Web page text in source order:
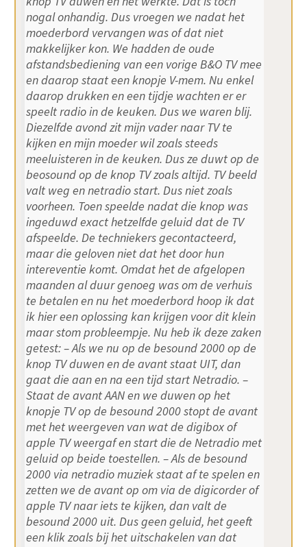
nogal onhandig. Dus vroegen we nadat het
moederbord vervangen was of dat niet
makkelijker kon. We hadden de oude
afstandsbediening van een vorige B&O TV mee
en daarop staat een knopje V-mem. Nu enkel
daarop drukken en een tijdje wachten er er
speelt radio in de keuken. Dus we waren blij.
Diezelfde avond zit mijn vader naar TV te
kijken en mijn moeder wil zoals steeds
meeluisteren in de keuken. Dus ze duwt op de
beosound op de knop TV zoals altijd. TV beeld
valt weg en netradio start. Dus niet zoals
voorheen. Toen speelde nadat die knop was
ingeduwd exact hetzelfde geluid dat de TV
afspeelde. De techniekers gecontacteerd,
maar die geloven niet dat het door hun
intereventie komt. Omdat het de afgelopen
maanden al duur genoeg was om de verhuis
te betalen en nu het moederbord hoop ik dat
ik hier een oplossing kan krijgen voor dit klein
maar stom probleempje. Nu heb ik deze zaken
getest: – Als we nu op de besound 2000 op de
knop TV duwen en de avant staat UIT, dan
gaat die aan en na een tijd start Netradio. –
Staat de avant AAN en we duwen op het
knopje TV op de besound 2000 stopt de avant
met het weergeven van wat de digibox of
apple TV weergaf en start die de Netradio met
geluid op beide toestellen. – Als de besound
2000 via netradio muziek staat af te spelen en
zetten we de avant op om via de digicorder of
apple TV naar iets te kijken, dan valt de
besound 2000 uit. Dus geen geluid, het geeft
een klik zoals bij het uitschakelen van dat